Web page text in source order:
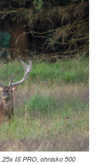
IS PRO, ohnisko 500